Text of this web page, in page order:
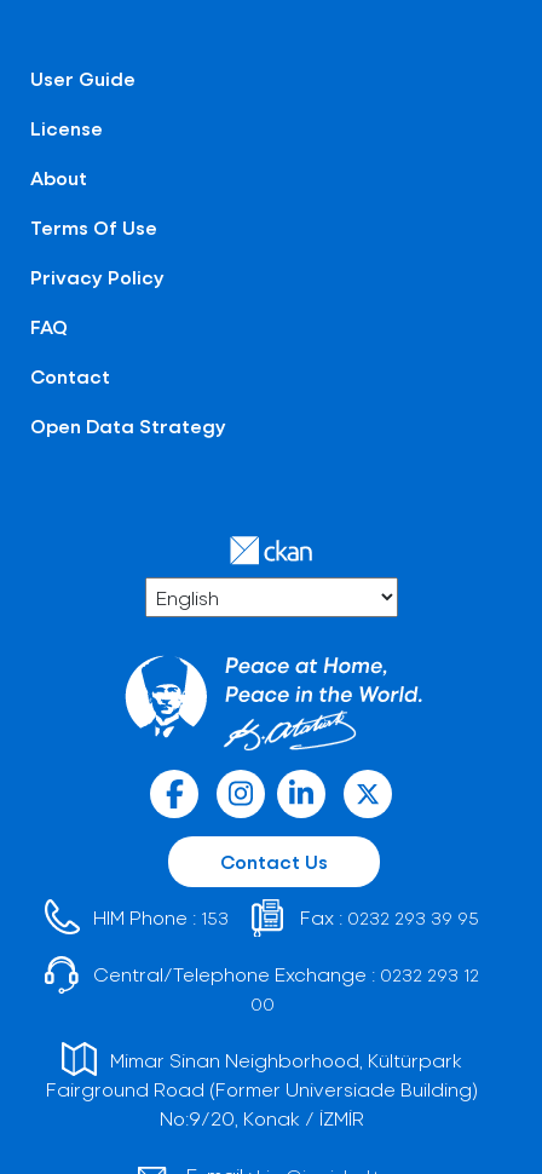
User Guide
License
About
Terms Of Use
Privacy Policy
FAQ
Contact
Open Data Strategy
Contact Us
HIM Phone : 153 Fax : 0232 293 39 95
Central/Telephone Exchange : 0232 293 12
00
Mimar Sinan Neighborhood, Kültürpark
Fairground Road (Former Universiade Building)
No:9/20, Konak / İZMİR